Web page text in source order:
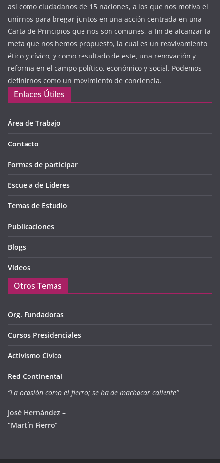
así como ciudadanos de 15 naciones, a los que nos motiva el
unirnos para bregar juntos en una acción centrada en una
Carta de Principios que nos son comunes, a fin de alcanzar la
meta que nos hemos propuesto, la cual es un reavivamiento
ético y cívico, y como resultado de este, una renovación y
reforma en el campo político, económico y social. Podemos
definirnos como un movimiento de conciencia.
Enlaces Útiles
Área de Trabajo
Contacto
Formas de participar
Escuela de Lideres
Temas de Estudio
Publicaciones
Blogs
Videos
Otros Temas
Org. Fundadoras
Cursos Presidenciales
Activismo Cívico
Red Continental
“La ocasión como el fierro; se ha de machacar caliente”
José Hernández –
“Martín Fierro”